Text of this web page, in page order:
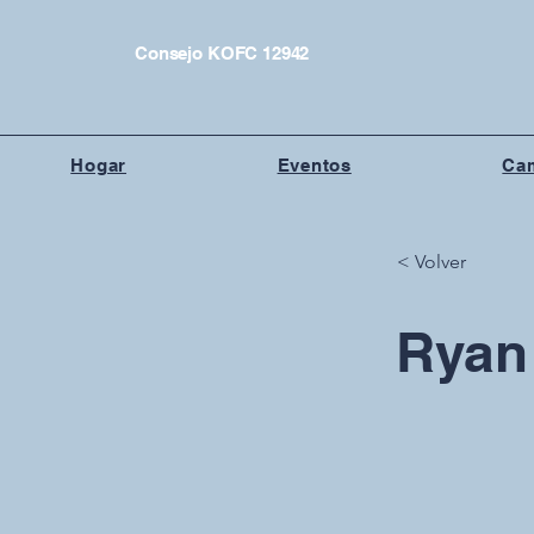
Consejo KOFC 12942
Hogar Eventos
< Volver